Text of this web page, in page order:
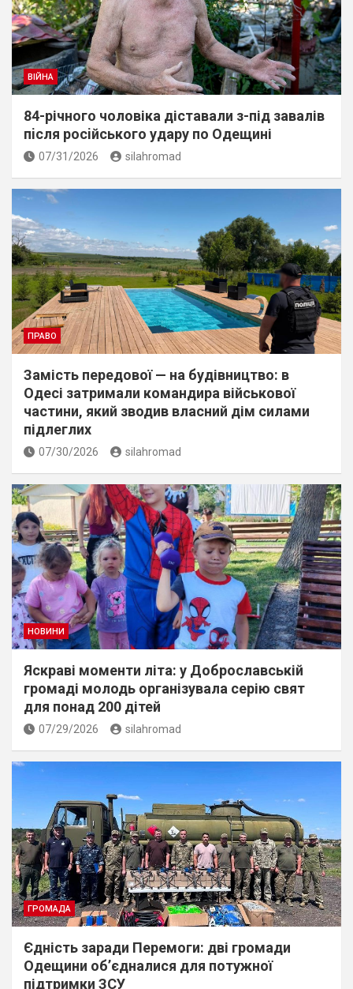
ВІЙНА
84-річного чоловіка діставали з-під завалів
пiсля росiйського удару по Одещині
07/31/2026 silahromad
ПРАВО
Замість передової — на будівництво: в
Одесі затримали командира військової
частини, який зводив власний дім силами
підлеглих
07/30/2026 silahromad
НОВИНИ
Яскраві моменти літа: у Доброславській
громаді молодь організувала серію свят
для понад 200 дітей
07/29/2026 silahromad
ГРОМАДА
Єдність заради Перемоги: дві громади
Одещини об’єдналися для потужної
підтримки ЗСУ